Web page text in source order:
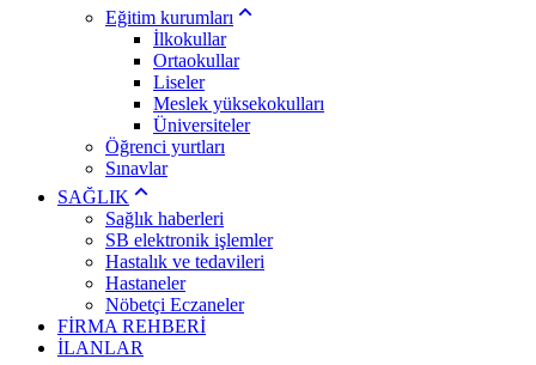
Eğitim kurumları
İlkokullar
Ortaokullar
Liseler
Meslek yüksekokulları
Üniversiteler
Öğrenci yurtları
Sınavlar
SAĞLIK
Sağlık haberleri
SB elektronik işlemler
Hastalık ve tedavileri
Hastaneler
Nöbetçi Eczaneler
FİRMA REHBERİ
İLANLAR